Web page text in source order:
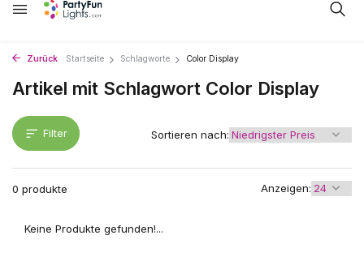
Zurück Startseite Schlagworte Color Display
Artikel mit Schlagwort Color Display
Filter
0 produkte Anzeigen:
Sortieren nach:
Keine Produkte gefunden!...